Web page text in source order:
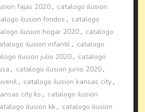
fajas 2020 , catalogo ilusion
ilusion fondos , catalogo
ilusion hogar 2020 , catalogo
ilusion infantil , catalogo
ilusion julio 2020 , catalogo
, catalogo ilusion junio 2020 ,
, catalogo ilusion kansas city ,
city ks , catalogo ilusion
ilusion kk , catalogo ilusion